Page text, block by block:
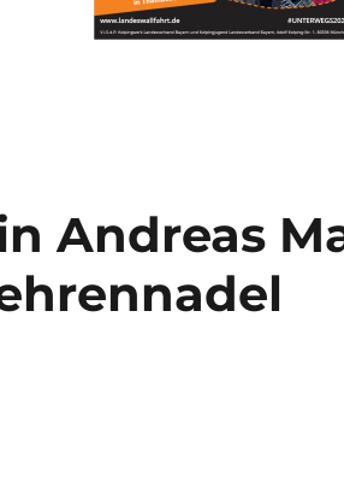
Andreas